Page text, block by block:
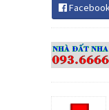
Facebook